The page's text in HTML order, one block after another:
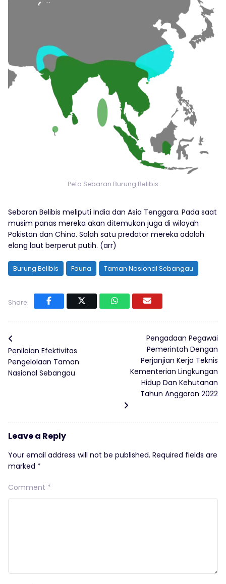
Peta Sebaran Burung Belibis
Sebaran Belibis meliputi India dan Asia Tenggara. Pada saat
musim panas mereka akan ditemukan juga di wilayah
Pakistan dan China. Salah satu predator mereka adalah
elang laut berperut putih. (arr)
Burung Belibis Fauna Taman Nasional Sebangau
Share:
Penilaian Efektivitas
Pengelolaan Taman
Nasional Sebangau
Pengadaan Pegawai
Pemerintah Dengan
Perjanjian Kerja Teknis
Kementerian Lingkungan
Hidup Dan Kehutanan
Tahun Anggaran 2022
Leave a Reply
Your email address will not be published. Required fields are
marked *
Comment *